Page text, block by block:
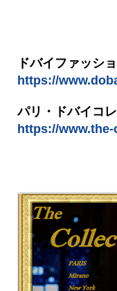
ドバイファ
https://
パリ・ドバ
https://